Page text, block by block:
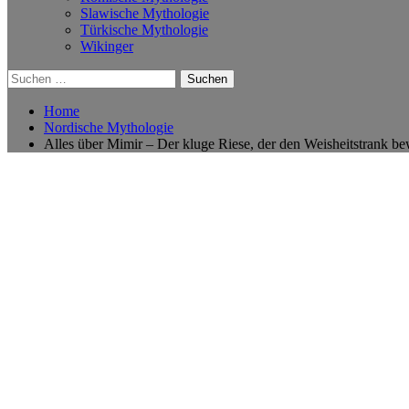
Slawische Mythologie
Türkische Mythologie
Wikinger
Suchen
nach:
Home
Nordische Mythologie
Alles über Mimir – Der kluge Riese, der den Weisheitstrank